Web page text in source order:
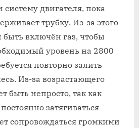
двигателя, пока
трубку. Из-за этого
включён газ, чтобы
уровень на 2800
повторно залить
Из-за возрастающего
быть непросто, так как
затягиваться
сопровождаться громкими